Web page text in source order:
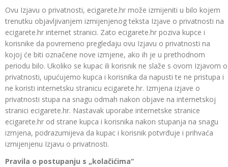
Ovu Izjavu o privatnosti, ecigarete.hr može izmijeniti u bilo kojem
trenutku objavljivanjem izmijenjenog teksta Izjave o privatnosti na
ecigarete.hr internet stranici. Zato ecigarete.hr poziva kupce i
korisnike da povremeno pregledaju ovu Izjavu o privatnosti na
kojoj će biti označene nove izmjene, ako ih je u prethodnom
periodu bilo. Ukoliko se kupac ili korisnik ne slaže s ovom Izjavom o
privatnosti, upućujemo kupca i korisnika da napusti te ne pristupa i
ne koristi internetsku stranicu ecigarete.hr. Izmjena izjave o
privatnosti stupa na snagu odmah nakon objave na internetskoj
stranici ecigarete.hr. Nastavak uporabe internetske stranice
ecigarete.hr od strane kupca i korisnika nakon stupanja na snagu
izmjena, podrazumijeva da kupac i korisnik potvrđuje i prihvaća
izmijenjenu Izjavu o privatnosti.
Pravila o postupanju s „kolačićima“